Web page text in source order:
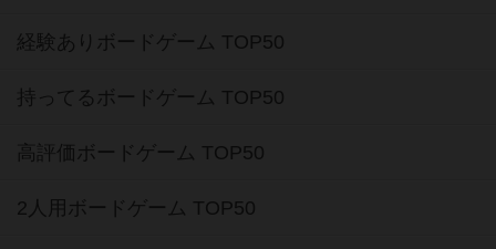
経験ありボードゲーム TOP50
持ってるボードゲーム TOP50
高評価ボードゲーム TOP50
2人用ボードゲーム TOP50